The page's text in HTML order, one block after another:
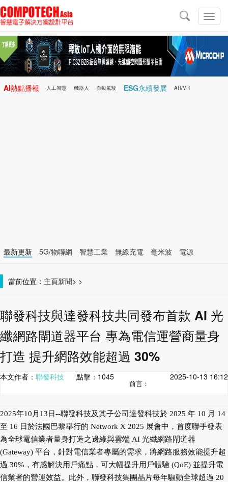
切
換
導
導
航
AI熱點播報 人工智慧 機器人 自動駕駛 ESG永續發展 AR/VR
最新更新 5G/物聯網 智慧工業 無線充電 毫米波
電源
當前位置： 主頁 >
新聞 >
聯發科技與達發科技共同發布首款 AI 光
纖網路閘道器平台 專為電信運營商量身
打造 提升網路效能超過 30%
本文作者： 聯發科技 點擊： 1045 2025-10-13 16:12
前言：
2025年10月13日--聯發科技及其子公司達發科技於 2025 年 10 月 14
至 16 日於法國巴黎舉行的 Network X 2025 展會中，首度聯手發表
為全球電信業者量身打造之邊緣與雲端 AI 光纖網路閘道器
(Gateway) 平台，針對電信業者專屬的需求，將網路服務效能提升超
過 30%，有感解決用戶痛點，可大幅提升用戶體驗 (QoE) 並提升電
信業者的營運效益。此外，聯發科技集團晶片每年驅動全球超過 20